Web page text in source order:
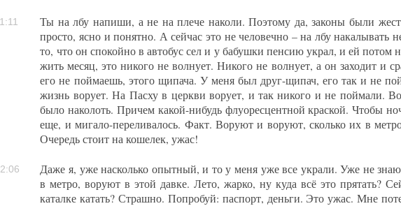
Ты на лбу напиши, а не на плече наколи. Поэтому да, законы были
просто, ясно и понятно. А сейчас это не человечно – на лбу накалывать
то, что он спокойно в автобус сел и у бабушки пенсию украл, и ей потом
жить месяц, это никого не волнует. Никого не волнует, а он заходит и
его не поймаешь, этого щипача. У меня был друг-щипач, его так и не
жизнь ворует. На Пасху в церкви ворует, и так никого и не поймали.
было наколоть. Причем какой-нибудь флуоресцентной краской. Чтобы
еще, и мигало-переливалось. Факт. Воруют и воруют, сколько их в
Очередь стоит на кошелек, ужас!
Даже я, уже насколько опытный, и то у меня уже все украли. Уже не
в метро, воруют в этой давке. Лето, жарко, ну куда всё это прятать?
каталке катать? Страшно. Попробуй: паспорт, деньги. Это ужас. Мне